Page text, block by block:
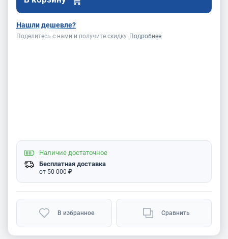
Нашли дешевле?
Поделитесь с нами и получите скидку. Подробнее
Наличие достаточное
Бесплатная доставка
от 50 000 ₽
В избранное Сравнить